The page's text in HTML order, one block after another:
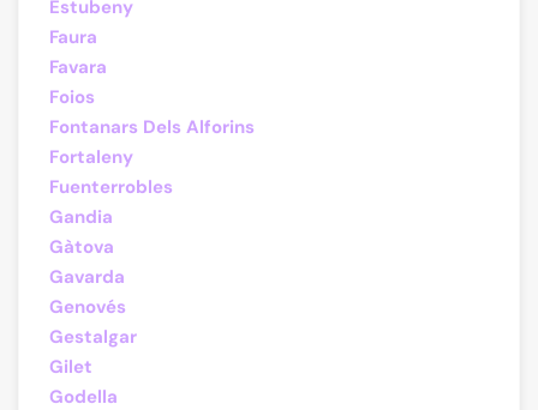
Estubeny
Faura
Favara
Foios
Fontanars Dels Alforins
Fortaleny
Fuenterrobles
Gandia
Gàtova
Gavarda
Genovés
Gestalgar
Gilet
Godella